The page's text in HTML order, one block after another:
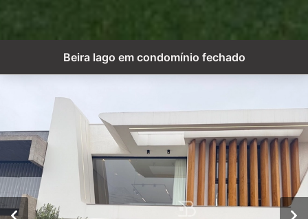
Beira lago em condomínio fechado